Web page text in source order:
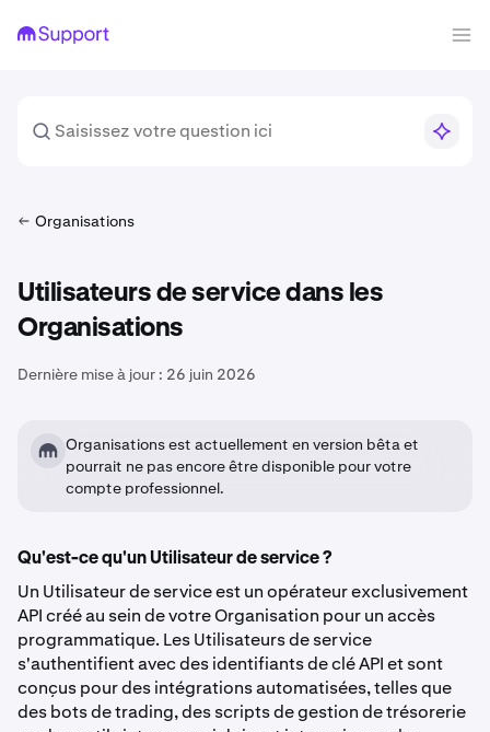
Organisations
Utilisateurs de service dans les
Organisations
Dernière mise à jour : 26 juin 2026
Organisations est actuellement en version bêta et
pourrait ne pas encore être disponible pour votre
compte professionnel.
Qu'est-ce qu'un Utilisateur de service ?
Un Utilisateur de service est un opérateur exclusivement
API créé au sein de votre Organisation pour un accès
programmatique. Les Utilisateurs de service
s'authentifient avec des identifiants de clé API et sont
conçus pour des intégrations automatisées, telles que
des bots de trading, des scripts de gestion de trésorerie